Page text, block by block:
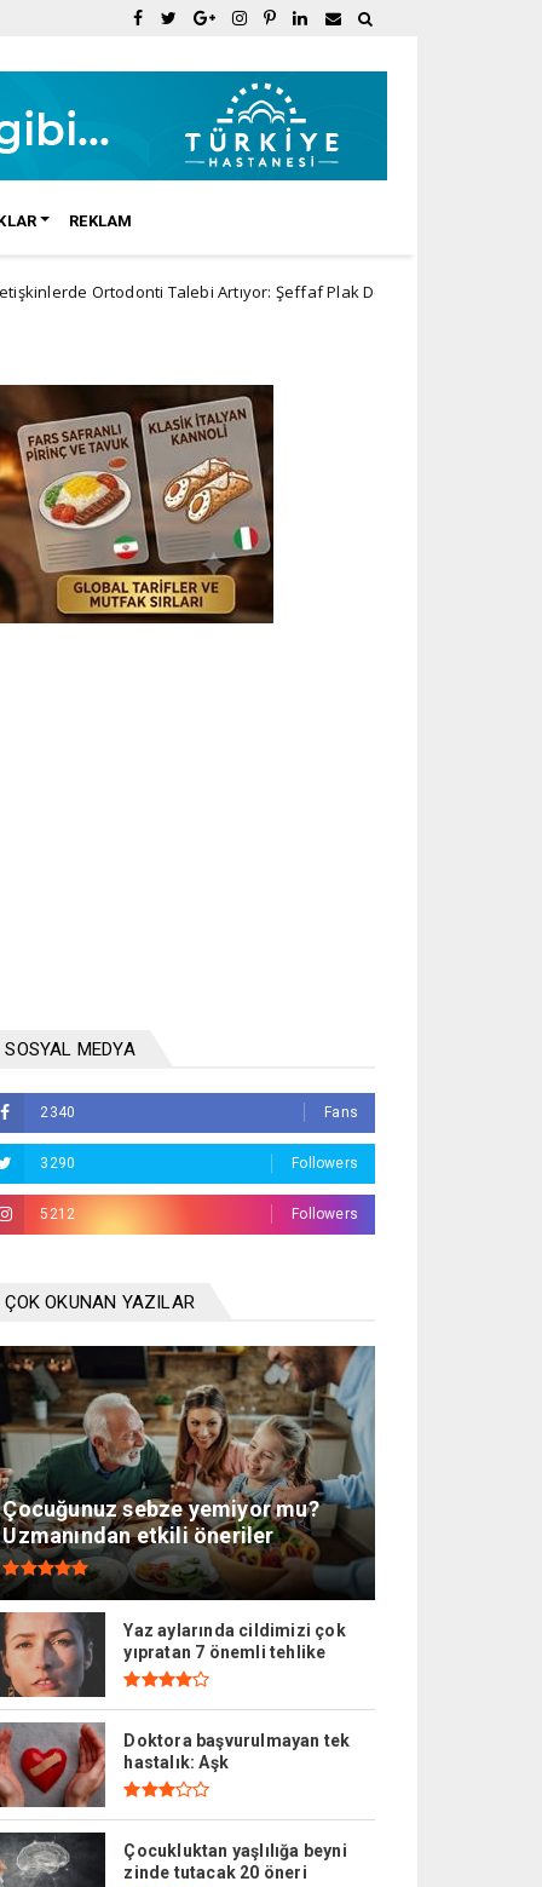
REKLAM
Talebi Artıyor: Şeffaf Plak Dönemi
SOSYAL MEDYA
2340 Fans
3290 Followers
5212 Followers
ÇOK OKUNAN YAZILAR
Çocuğunuz sebze yemiyor mu?
Uzmanından etkili öneriler
Yaz aylarında cildimizi çok
yıpratan 7 önemli tehlike
Doktora başvurulmayan tek
hastalık: Aşk
Çocukluktan yaşlılığa beyni
zinde tutacak 20 öneri